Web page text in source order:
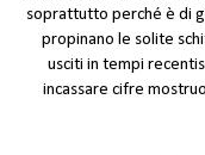
soprattutto perché è di
propinano le solite
usciti in tempi
incassare cifre